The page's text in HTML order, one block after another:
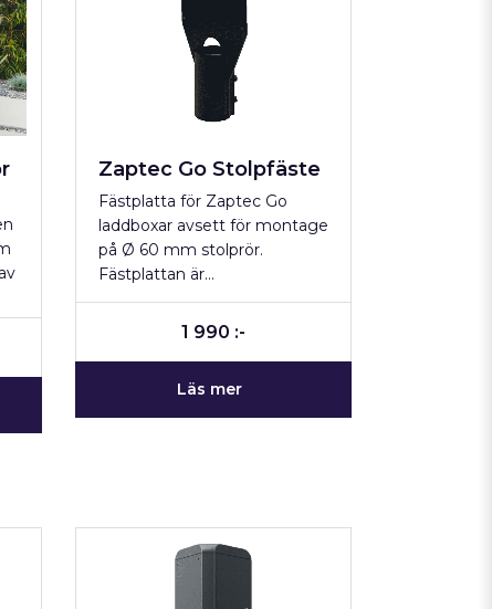
Zaptec Go Stolpfäste
Fästplatta för Zaptec Go
laddboxar avsett för montage
på Ø 60 mm stolprör.
Fästplattan är…
1 990 :-
Läs mer